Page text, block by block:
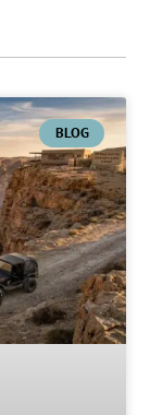
BLOG